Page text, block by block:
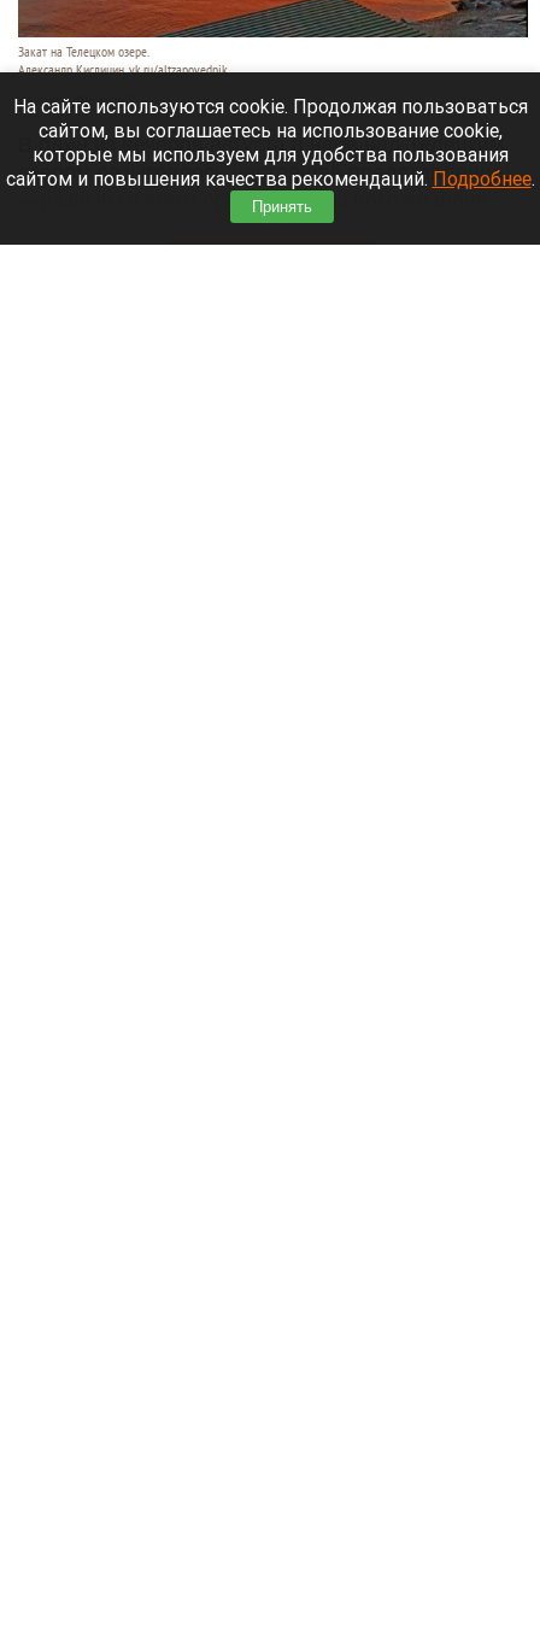
Закат на Телецком озере.
Александр Кислицин, vk.ru/altzapovednik
9 августа 2026 в 15:05
В один из вечеров августа в небе над Телецким
озером разыгралось настоящее представление:
—разные оттенки оранжево-красного на фоне
синевы вод озера и величественных гор.
На сайте используются cookie. Продолжая пользоваться
сайтом, вы соглашаетесь на использование cookie,
которые мы используем для удобства пользования
сайтом и повышения качества рекомендаций. Подробнее.
Принять